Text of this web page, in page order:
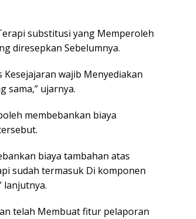
substitusi yang Memperoleh
diresepkan Sebelumnya.
wajib Menyediakan
sama,” ujarnya.
membebankan biaya
biaya tambahan atas
sudah termasuk Di komponen
lanjutnya.
telah Membuat fitur pelaporan